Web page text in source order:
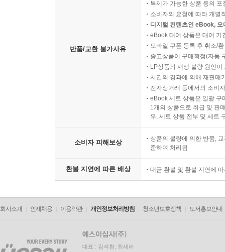
반품/교환 불가사유
복제가 가능한 상품 등의
소비자의 요청에 따라 개별
디지털 컨텐츠인 eBook,
eBook 대여 상품은 대여 기
모바일 쿠폰 등록 후 취소/
중고상품이 구매확정(자동
LP상품의 재생 불량 원인
시간의 경과에 의해 재판매
전자상거래 등에서의 소비
eBook 세트 상품은 일괄 구
1개의 상품으로 취급 및 판
우, 세트 상품 전부 및 세트
소비자 피해보상
상품의 불량에 의한 반품,
준하여 처리됨
환불 지연에 따른 배상 대금 환불 및 환불 지연에
회사소개 인재채용 이용약관 개인정보처리방침 청소년보호정책 도서홍보안내
대표 : 김석환, 최세라